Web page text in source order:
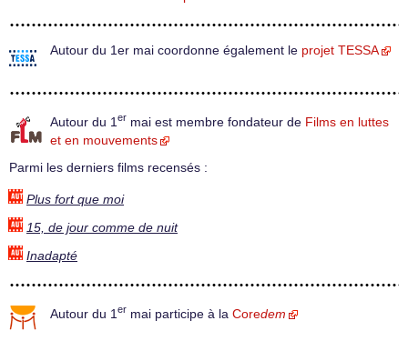
Autour du 1er mai coordonne également le projet TESSA
Autour du 1 er mai est membre fondateur de Films en luttes
et en mouvements
Parmi les derniers films recensés :
Plus fort que moi
15, de jour comme de nuit
Inadapté
Autour du 1 er mai participe à la Coredem